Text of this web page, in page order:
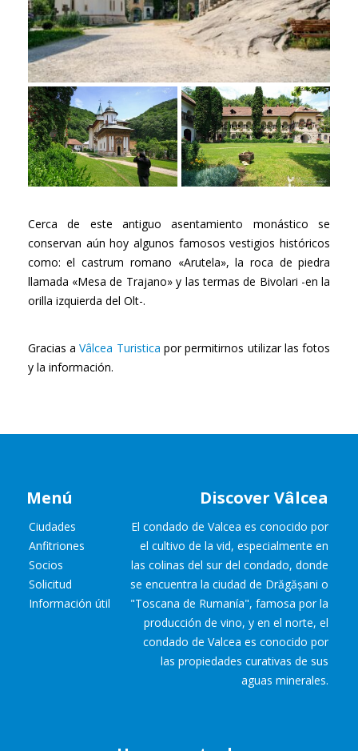
Cerca de este antiguo asentamiento monástico se
conservan aún hoy algunos famosos vestigios históricos
como: el castrum romano «Arutela», la roca de piedra
llamada «Mesa de Trajano» y las termas de Bivolari -en la
orilla izquierda del Olt-.
Gracias aVâlcea Turistica por permitirnos utilizar las fotos
y la información.
Menú
Ciudades
Anfitriones
Socios
Solicitud
Información útil
Discover Vâlcea
El condado de Valcea es conocido por
el cultivo de la vid, especialmente en
las colinas del sur del condado, donde
se encuentra la ciudad de Drăgășani o
"Toscana de Rumanía", famosa por la
producción de vino, y en el norte, el
condado de Valcea es conocido por
las propiedades curativas de sus
aguas minerales.